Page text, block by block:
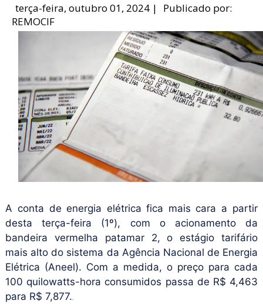
terça-feira, outubro 01, 2024 |
Publicado por:
REMOCIF
A conta de energia elétrica fica mais cara a partir
desta terça-feira (1º), com o acionamento da
bandeira vermelha patamar 2, o estágio tarifário
mais alto do sistema da Agência Nacional de Energia
Elétrica (Aneel). Com a medida, o preço para cada
100 quilowatts-hora consumidos passa de R$ 4,463
para R$ 7,877.